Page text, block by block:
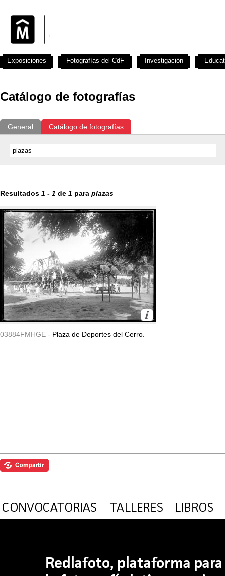
Catálogo de fotografías
General Catálogo de fotografías
Resultados 1 - 1 de 1 para plazas
03884FMHGE - Plaza de Deportes del Cerro.
Exposiciones Fotografías del CdF Investigación